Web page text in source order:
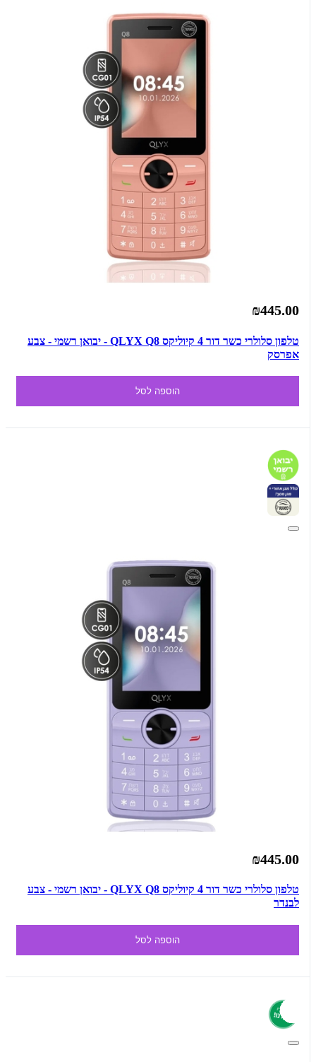
₪445.00
טלפון סלולרי כשר דור 4 קיוליקס QLYX Q8 - יבואן רשמי - צבע
אפרסק
הוספה לסל
₪445.00
טלפון סלולרי כשר דור 4 קיוליקס QLYX Q8 - יבואן רשמי - צבע
לבנדר
הוספה לסל